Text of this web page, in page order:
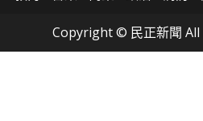
Copyright © 民正新聞